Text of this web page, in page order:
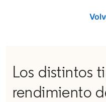
Los distintos
rendimiento